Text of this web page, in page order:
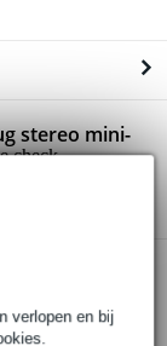
verlopen en bij
stereo mini-
check.